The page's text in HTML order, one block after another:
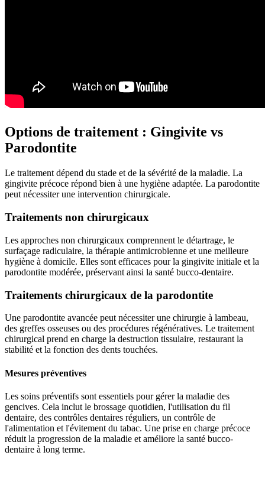
Options de traitement : Gingivite vs
Parodontite
Le traitement dépend du stade et de la sévérité de la maladie. La
gingivite précoce répond bien à une hygiène adaptée. La parodontite
peut nécessiter une intervention chirurgicale.
Traitements non chirurgicaux
Les approches non chirurgicaux comprennent le détartrage, le
surfaçage radiculaire, la thérapie antimicrobienne et une meilleure
hygiène à domicile. Elles sont efficaces pour la gingivite initiale et la
parodontite modérée, préservant ainsi la santé bucco-dentaire.
Traitements chirurgicaux de la parodontite
Une parodontite avancée peut nécessiter une chirurgie à lambeau,
des greffes osseuses ou des procédures régénératives. Le traitement
chirurgical prend en charge la destruction tissulaire, restaurant la
stabilité et la fonction des dents touchées.
Mesures préventives
Les soins préventifs sont essentiels pour gérer la maladie des
gencives. Cela inclut le brossage quotidien, l'utilisation du fil
dentaire, des contrôles dentaires réguliers, un contrôle de
l'alimentation et l'évitement du tabac. Une prise en charge précoce
réduit la progression de la maladie et améliore la santé bucco-
dentaire à long terme.